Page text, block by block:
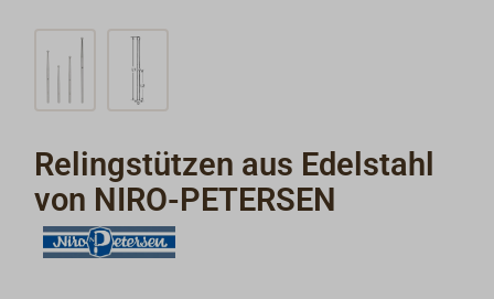
Relingstützen aus Edelstahl
von NIRO-PETERSEN